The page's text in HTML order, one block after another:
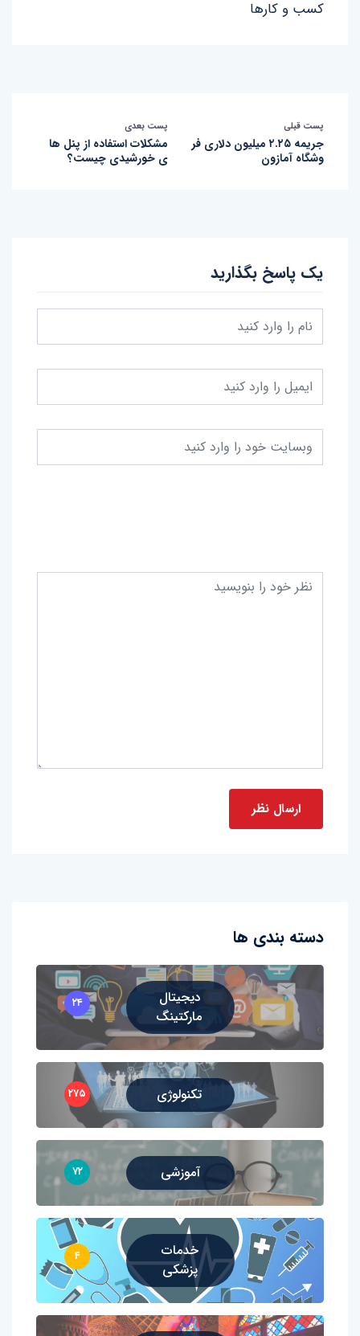
کسب و کارها
پست قبلی
جریمه ۲.۲۵ میلیون دلاری فر
وشگاه آمازون
پست بعدی
مشکلات استفاده از پنل ها
ی خورشیدی چیست؟
یک پاسخ بگذارید
دسته بندی ها
دیجیتال
مارکتینگ
۲۴
تکنولوژی ۲۷۵
آموزشی ۷۲
خدمات
پزشکی
۴